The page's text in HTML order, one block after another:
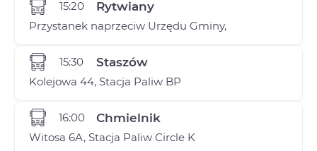
15:20 Rytwiany
Przystanek naprzeciw Urzędu Gminy,
15:30 Staszów
Kolejowa 44, Stacja Paliw BP
16:00 Chmielnik
Witosa 6A, Stacja Paliw Circle K